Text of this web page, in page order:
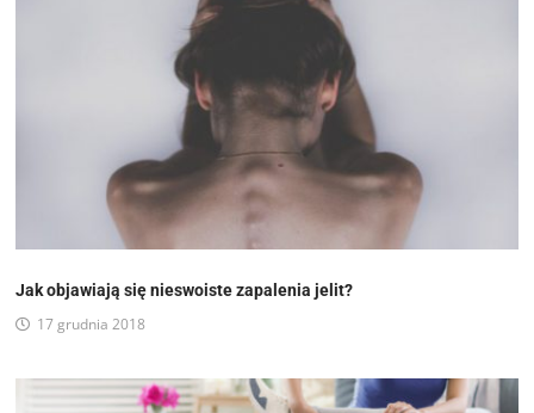
Jak objawiają się nieswoiste zapalenia jelit?
17 grudnia 2018